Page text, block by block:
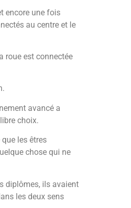
encore une fois
au centre et le
roue est connectée
avancé a
choix.
les êtres
chose qui ne
diplômes, ils avaient
les deux sens